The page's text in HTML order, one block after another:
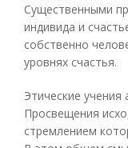
Существенными
индивида и
собственно
уровнях счастья.
Этические учения
Просвещения
стремлением